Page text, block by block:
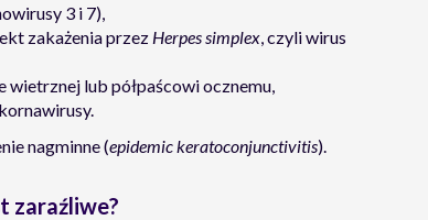
3 i 7),
zakażenia przez Herpes simplex, czyli wirus
lub półpaścowi ocznemu,
nagminne (epidemic keratoconjunctivitis).
zaraźliwe?